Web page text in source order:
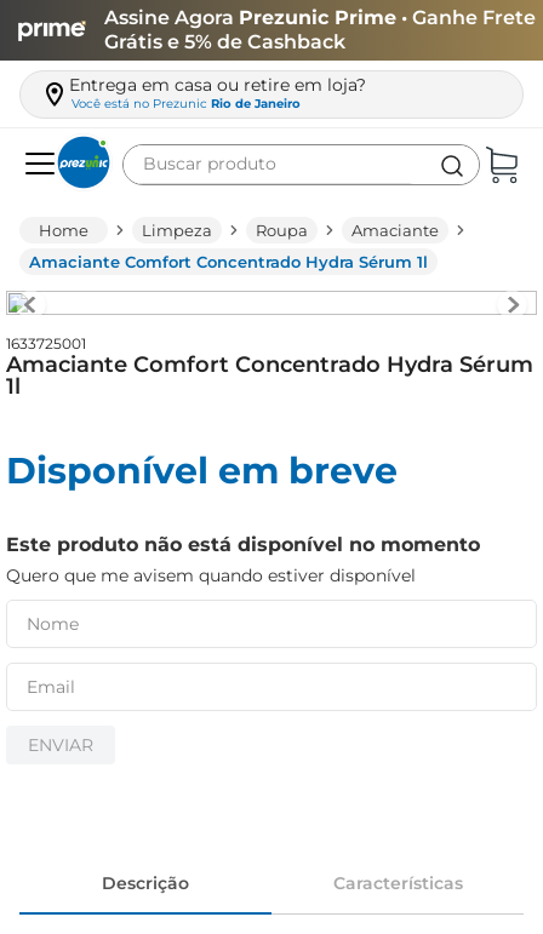
Assine Agora Prezunic Prime • Ganhe Frete
Grátis e 5% de Cashback
Entrega em casa ou retire em loja?
Você está no Prezunic Rio de Janeiro
Buscar produto
Limpeza Roupa
Amaciante
Amaciante Comfort Concentrado Hydra Sérum 1l
1633725001
Amaciante Comfort Concentrado Hydra Sérum
1l
Disponível em breve
Este produto não está disponível no momento
Quero que me avisem quando estiver disponível
ENVIAR
Descrição Características
leite
queijo
azeite
iogurte
papel higiênico
cerveja